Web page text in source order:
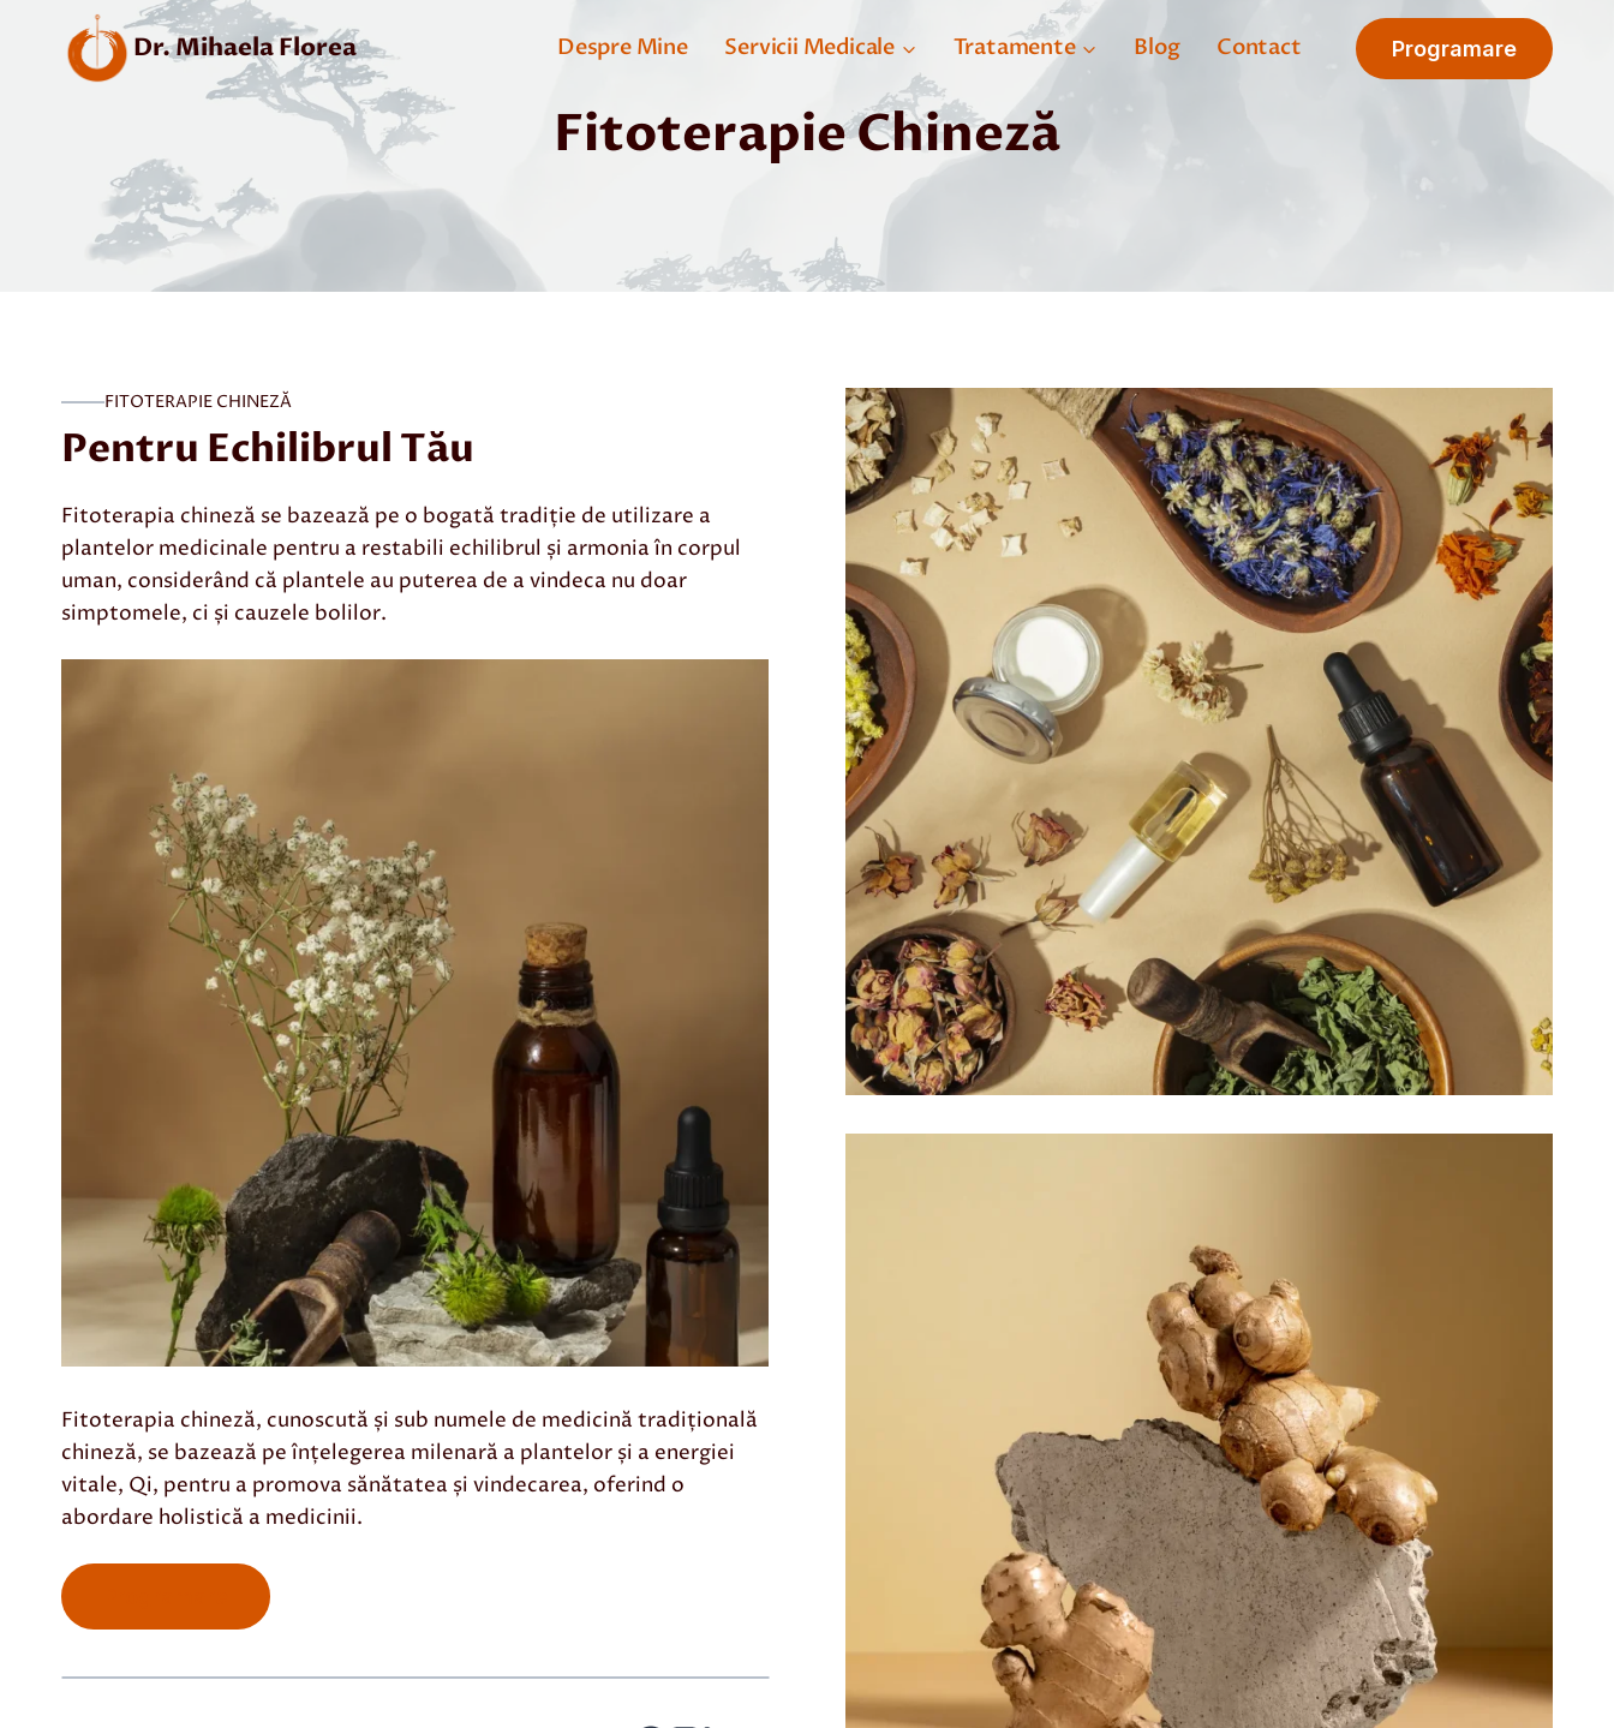
content
Dr. Mihaela Florea Despre Mine Servicii Medicale Tratamente Blog Contact Programare
Fitoterapie Chineză
FITOTERAPIE CHINEZĂ
Pentru Echilibrul Tău
Fitoterapia chineză se bazează pe o bogată tradiție de utilizare a
plantelor medicinale pentru a restabili echilibrul și armonia în corpul
uman, considerând că plantele au puterea de a vindeca nu doar
simptomele, ci și cauzele bolilor.
Fitoterapia chineză, cunoscută și sub numele de medicină tradițională
chineză, se bazează pe înțelegerea milenară a plantelor și a energiei
vitale, Qi, pentru a promova sănătatea și vindecarea, oferind o
abordare holistică a medicinii.